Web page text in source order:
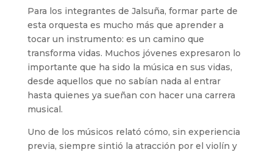
Para los integrantes de Jalsuña, formar parte de
esta orquesta es mucho más que aprender a
tocar un instrumento: es un camino que
transforma vidas. Muchos jóvenes expresaron lo
importante que ha sido la música en sus vidas,
desde aquellos que no sabían nada al entrar
hasta quienes ya sueñan con hacer una carrera
musical.
Uno de los músicos relató cómo, sin experiencia
previa, siempre sintió la atracción por el violín y